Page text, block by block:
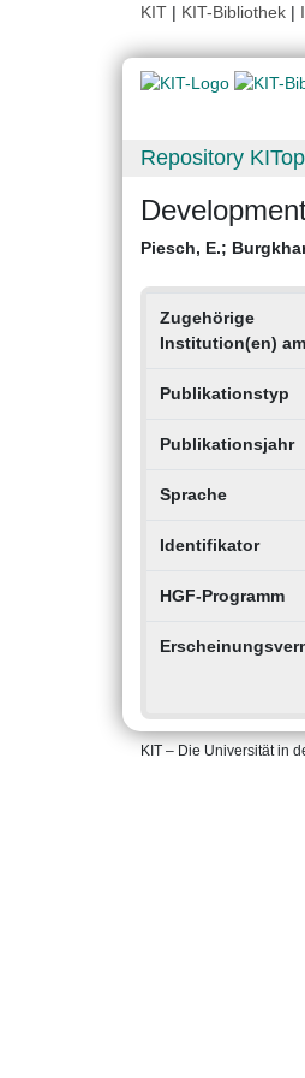
KIT | KIT-Bibliothek |
Repository
Piesch, E.;
Zugehörige
Institution(en)
Publikationstyp
Publikationsjahr
Sprache
Identifikator
HGF-Programm
KIT – Die Universität in